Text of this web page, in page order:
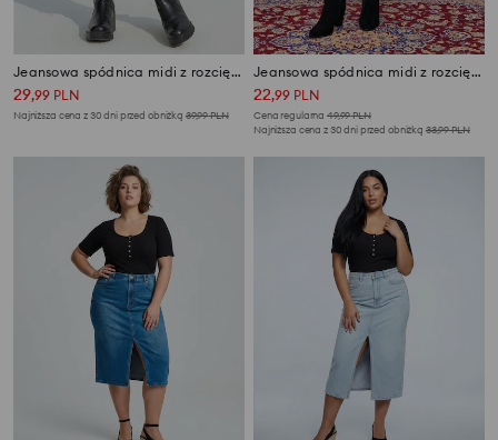
Jeansowa spódnica midi z rozcięciem
29,99 PLN
Najniższa cena z 30 dni przed obniżką 39,99PLN
Jeansowa spódnica midi z rozcięciem
22,99 PLN
Cena regularna 49,99PLN
Najniższa cena z 30 dni przed obniżką 33,99PLN